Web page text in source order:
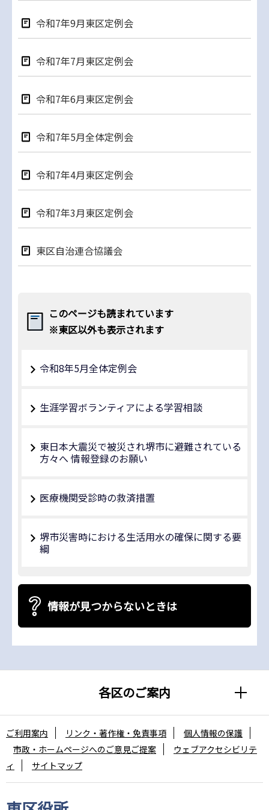
令和7年9月東区定例会
令和7年7月東区定例会
令和7年6月東区定例会
令和7年5月全体定例会
令和7年4月東区定例会
令和7年3月東区定例会
東区自治連合協議会
このページも読まれています
※東区以外も表示されます
令和8年5月全体定例会
生涯学習ボランティアによる学習相談
東日本大震災で被災され堺市に避難されている
方々へ 情報登録のお願い
医療機関受診時の救済措置
堺市災害時における生活用水の確保に関する要
綱
情報が見つからないときは
各区のご案内
ご利用案内 リンク・著作権・免責事項
個人情報の保護
市政・ホームページへのご意見ご提案
ウェブアクセシビリテ
ィ
サイトマップ